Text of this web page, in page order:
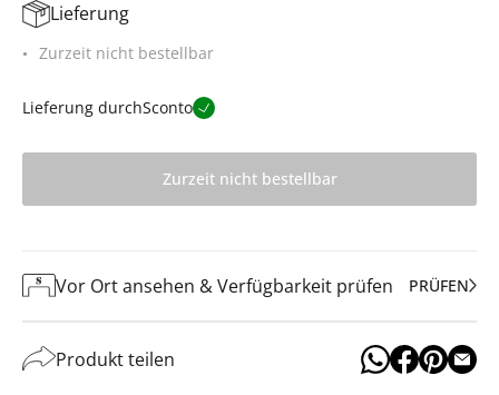
Lieferung
Zurzeit nicht bestellbar
Lieferung durchSconto
Zurzeit nicht bestellbar
Vor Ort ansehen & Verfügbarkeit prüfen PRÜFEN
Produkt teilen